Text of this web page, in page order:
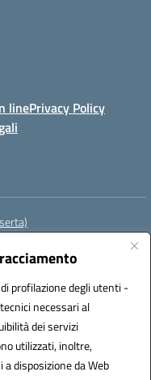
profilazione degli utenti -
necessari al
dei servizi
utilizzati, inoltre,
disposizione da Web
linePrivacy Policy
(IPA): istsc_ceis014005